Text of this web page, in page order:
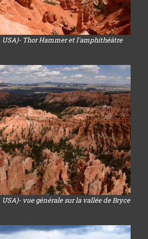
USA)- Thor Hammer et l'amphithéâtre
vue générale sur la vallée de Bryce